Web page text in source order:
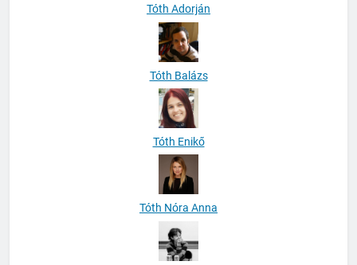
Tóth Adorján
Tóth Balázs
Tóth Enikő
Tóth Nóra Anna